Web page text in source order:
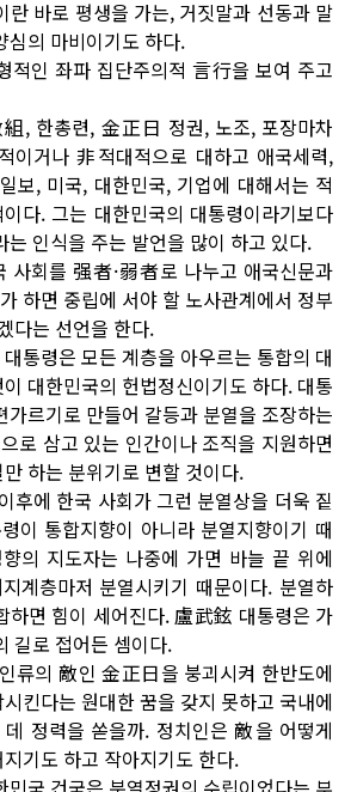
란 바로 평생을 가는, 거짓말과 선동과 말
심의 마비이기도 하다.
적인 좌파 집단주의적 言行을 보여 주고
, 한총련, 金正日 정권, 노조, 포장마차
이거나 非적대적으로 대하고 애국세력,
보, 미국, 대한민국, 기업에 대해서는 적
다. 그는 대한민국의 대통령이라기보다
는 인식을 주는 발언을 많이 하고 있다.
사회를 强者·弱者로 나누고 애국신문과
하면 중립에 서야 할 노사관계에서 정부
다는 선언을 한다.
통령은 모든 계층을 아우르는 통합의 대
대한민국의 헌법정신이기도 하다. 대통
가르기로 만들어 갈등과 분열을 조장하는
로 삼고 있는 인간이나 조직을 지원하면
하는 분위기로 변할 것이다.
후에 한국 사회가 그런 분열상을 더욱 짙
이 통합지향이 아니라 분열지향이기 때
의 지도자는 나중에 가면 바늘 끝 위에
계층마저 분열시키기 때문이다. 분열하
하면 힘이 세어진다. 盧武鉉 대통령은 가
길로 접어든 셈이다.
류의 敵인 金正日을 붕괴시켜 한반도에
킨다는 원대한 꿈을 갖지 못하고 국내에
정력을 쏟을까. 정치인은 敵을 어떻게
기도 하고 작아지기도 한다.